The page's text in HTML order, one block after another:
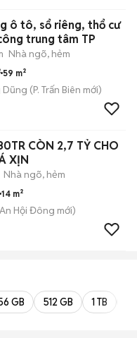
ô tô, sổ riêng, thổ cư
trung tâm TP
Nhà ngõ, hẻm
59 m²
Dũng (P. Trấn Biên mới)
CÒN 2,7 TỶ CHO
XỊN
Nhà ngõ, hẻm
14 m²
An Hội Đông mới)
GB 512 GB 1 TB